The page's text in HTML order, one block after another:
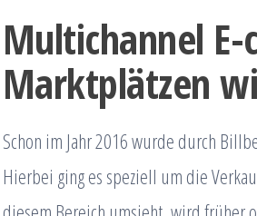
Multichannel
Marktplätzen
Schon im Jahr 2016 wurde durch
Hierbei ging es speziell um die